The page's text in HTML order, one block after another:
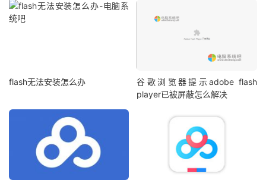
flash无法安装怎么办
谷歌浏览器提示adobe flash
player已被屏蔽怎么解决